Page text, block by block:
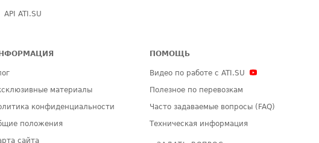
API ATI.SU
материалы
конфиденциальности
положения
сайта
ПОМОЩЬ
Видео по работе с ATI.SU
Полезное по перевозкам
Часто задаваемые вопросы (FAQ)
Техническая информация